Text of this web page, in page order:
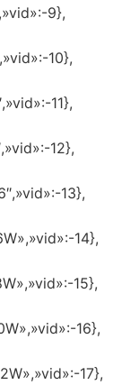
9},
10},
11},
12},
13},
14},
15},
16},
17},